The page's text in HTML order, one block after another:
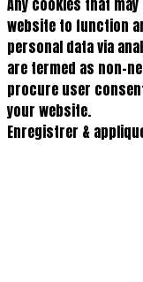
Any cookies that
website to function
personal data via
are termed as non-
procure user
your website.
Enregistrer &